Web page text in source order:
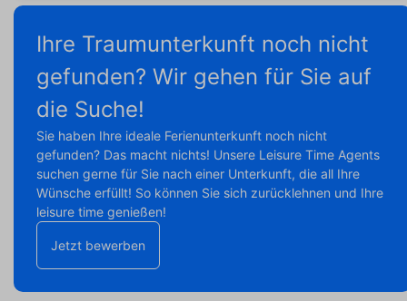
Ihre Traumunterkunft noch nicht
gefunden? Wir gehen für Sie auf
die Suche!
Sie haben Ihre ideale Ferienunterkunft noch nicht
gefunden? Das macht nichts! Unsere Leisure Time Agents
suchen gerne für Sie nach einer Unterkunft, die all Ihre
Wünsche erfüllt! So können Sie sich zurücklehnen und Ihre
leisure time genießen!
Jetzt bewerben